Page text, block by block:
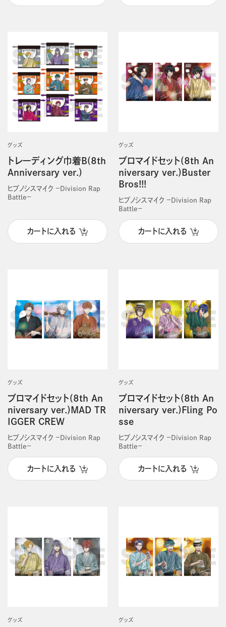
グッズ
トレーディング巾着B(8th
Anniversary ver.)
ヒプノシスマイク －Division Rap
Battle－
カートに入れる
グッズ
ブロマイドセット(8th An
niversary ver.)Buster
Bros!!!
ヒプノシスマイク －Division Rap
Battle－
カートに入れる
グッズ
ブロマイドセット(8th An
niversary ver.)MAD TR
IGGER CREW
ヒプノシスマイク －Division Rap
Battle－
カートに入れる
グッズ
ブロマイドセット(8th An
niversary ver.)Fling Po
sse
ヒプノシスマイク －Division Rap
Battle－
カートに入れる
グッズ グッズ